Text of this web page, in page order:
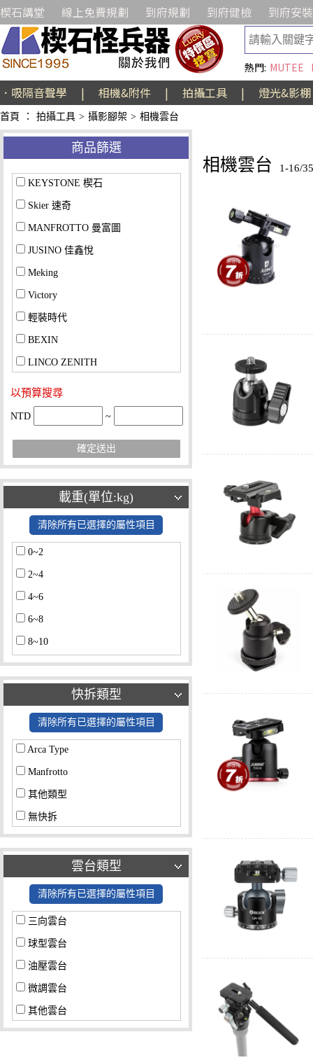
楔石講堂 線上免費規劃 到府規劃 到府健檢 到府安裝
熱門: MUTEE
．吸隔音聲學 | 相機&附件 | 拍攝工具 | 燈光&影棚
首頁 ： 拍攝工具 > 攝影腳架 > 相機雲台
商品篩選
KEYSTONE 楔石
Skier 速奇
MANFROTTO 曼富圖
JUSINO 佳鑫悅
Meking
Victory
輕裝時代
BEXIN
LINCO ZENITH
以預算搜尋
NTD ~
確定送出
載重(單位:kg)
清除所有已選擇的屬性項目
0~2
2~4
4~6
6~8
8~10
10~12
12~14
14~16
16~18
18~20
快拆類型
清除所有已選擇的屬性項目
Arca Type
Manfrotto
其他類型
無快拆
雲台類型
清除所有已選擇的屬性項目
三向雲台
球型雲台
油壓雲台
微調雲台
其他雲台
相機雲台 1-16/